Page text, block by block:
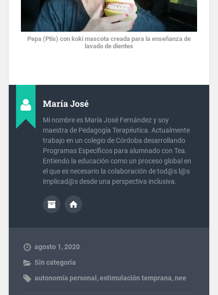
Pepa (Ptis) con koki mascota creada para la enseñanza de
lavado de dientes
María José
Mi nombre es María José Fernández y soy
maestra de Pedagogía Terapéutica. Actualmente
trabajo en un colegio de Córdoba desarrollando
Programas Específicos para alumnado con Tea.
Entiendo la educación como un proceso global en
el que es necesario la colaboración de tod@s l@s
implicad@s desde una perspectiva inclusiva.
agosto 1, 2020
Sin categoría
autonomía personal ,estimulación temprana,nee